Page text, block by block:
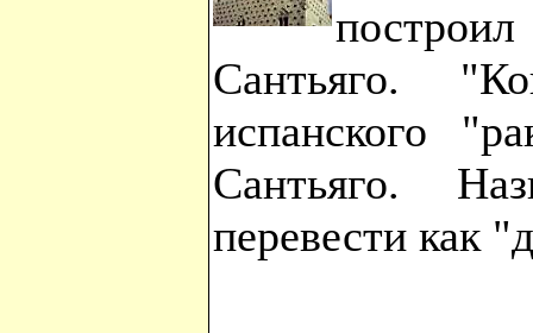
Сантьяго.
испанского
Сантьяго.
перевести как